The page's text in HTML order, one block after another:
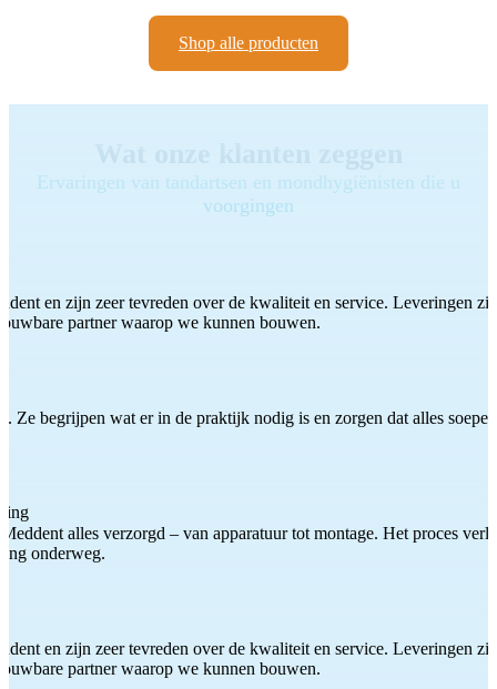
Shop alle producten
Ervaringen van tandartsen en mondhygiënisten die u
voorgingen
en zijn zeer tevreden over de kwaliteit en service. Leveringen
partner waarop we kunnen bouwen.
Ze begrijpen wat er in de praktijk nodig is en zorgen dat alles
alles verzorgd – van apparatuur tot montage. Het proces
onderweg.
en zijn zeer tevreden over de kwaliteit en service. Leveringen
partner waarop we kunnen bouwen.